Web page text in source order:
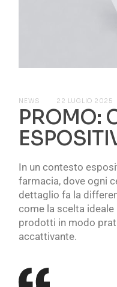
NEWS 22 LUGLIO 2025
PROMO:
In un contesto
farmacia, dove ogni
dettaglio fa la
come la scelta
prodotti in modo
accattivante.